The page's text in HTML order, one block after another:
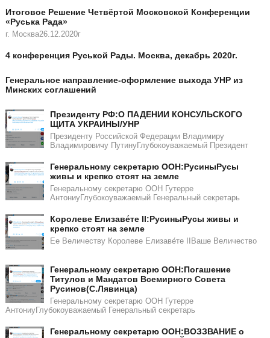
Итоговое Решение Четвёртой Московской Конференции
«Руська Рада»
г. Москва26.12.2020г
4 конференция Руськой Рады. Москва, декабрь 2020г.
Генеральное направление-оформление выхода УНР из
Минских соглашений
Президенту РФ:О ПАДЕНИИ КОНСУЛЬСКОГО
ЩИТА УКРАИНЫ/УНР​​
Президенту Российской Федерации Владимиру
Владимировичу ПутинуГлубокоуважаемый Президент
Генеральному секретарю ООН:РусиныРусы
живы и крепко стоят на земле
Генеральному секретарю ООН Гутерре
АнтониуГлубокоуважаемый Генеральный секретарь
Королеве Елизаве́те II:РусиныРусы живы и
крепко стоят на земле
Ее Величеству Королеве Елизаве́те IIВаше Величество
Генеральному секретарю ООН:Погашение
Титулов и Мандатов Всемирного Совета
Русинов(С.Лявинца)​​
Генеральному секретарю ООН Гутерре
АнтониуГлубокоуважаемый Генеральный секретарь
Генеральному секретарю ООН:ВОЗЗВАНИЕ о